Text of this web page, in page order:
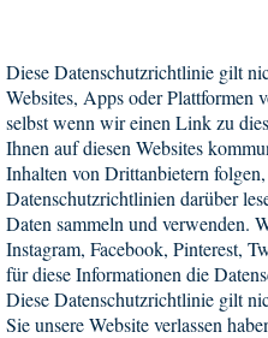
Diese Datenschutzrichtlinie gilt
Websites, Apps oder Plattformen
selbst wenn wir einen Link zu
Ihnen auf diesen Websites
Inhalten von Drittanbietern
Datenschutzrichtlinien darüber
Daten sammeln und verwenden.
Instagram, Facebook, Pinterest,
für diese Informationen die
Diese Datenschutzrichtlinie gilt
Sie unsere Website verlassen